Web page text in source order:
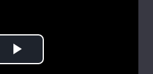
Думки
Вакансії
Play